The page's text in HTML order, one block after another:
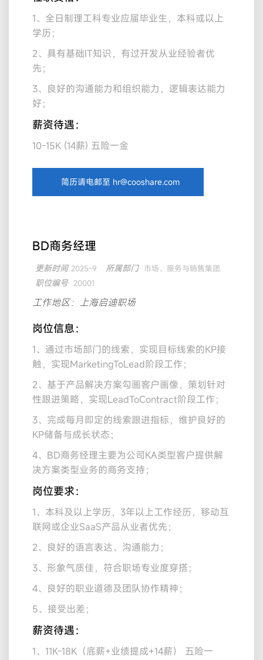
1、全日制理工科专业应届毕业生，本科或以上
学历；
2、具有基础IT知识，有过开发从业经验者优
先；
3、良好的沟通能力和组织能力，逻辑表达能力
好；
薪资待遇：
10-15K (14薪) 五险一金
简历请电邮至 hr@cooshare.com
BD商务经理
更新时间 2025-9 所属部门 市场、服务与销售集团
职位编号 20001
工作地区：上海启迪职场
岗位信息：
1、通过市场部门的线索，实现目标线索的KP接
触，实现MarketingToLead阶段工作；
2、基于产品解决方案勾画客户画像，策划针对
性跟进策略，实现LeadToContract阶段工作；
3、完成每月即定的线索跟进指标，维护良好的
KP储备与成长状态；
4、BD商务经理主要为公司KA类型客户提供解
决方案类型业务的商务支持；
岗位要求：
1、本科及以上学历，3年以上工作经历，移动互
联网或企业SaaS产品从业者优先；
2、良好的语言表达、沟通能力；
3、形象气质佳，符合职场专业度穿搭；
4、良好的职业道德及团队协作精神；
5、接受出差；
薪资待遇：
1、11K-18K（底薪+业绩提成+14薪） 五险一